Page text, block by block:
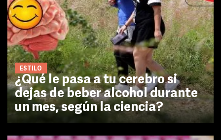
ESTILO
¿Qué le pasa a tu cerebro si
dejas de beber alcohol durante
un mes, según la ciencia?